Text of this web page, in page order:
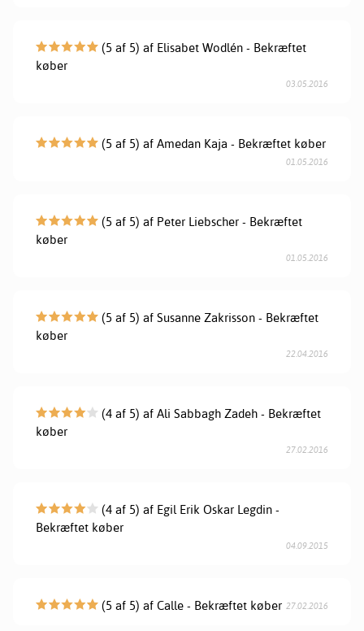
(5 af 5) af Elisabet Wodlén - Bekræftet
køber
03.05.2016
(5 af 5) af Amedan Kaja - Bekræftet køber
01.05.2016
(5 af 5) af Peter Liebscher - Bekræftet
køber
01.05.2016
(5 af 5) af Susanne Zakrisson - Bekræftet
køber
22.04.2016
(4 af 5) af Ali Sabbagh Zadeh - Bekræftet
køber
27.02.2016
(4 af 5) af Egil Erik Oskar Legdin -
Bekræftet køber
04.09.2015
(5 af 5) af Calle - Bekræftet køber 27.02.2016